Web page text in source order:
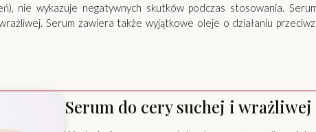
nie wykazuje negatywnych skutków podczas stosowania.
Serum zawiera także wyjątkowe oleje o działaniu
Serum do cery suchej i wrażliwej